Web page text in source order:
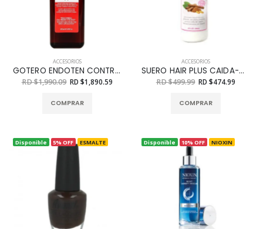
ACCESORIOS
GOTERO ENDOTEN CONTROL-CAIDA 200 ML
RD $1,990.09 RD $1,890.59
COMPRAR
ACCESORIOS
SUERO HAIR PLUS CAIDA-CRECIMIENTO 8 OZ
RD $499.99 RD $474.99
COMPRAR
Disponible 5% OFF ESMALTE Disponible 10% OFF NIOXIN